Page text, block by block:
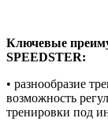
Ключевые
SPEEDSTER:
• разнообразие
возможность
тренировки под